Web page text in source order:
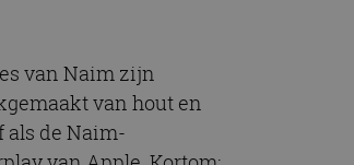
van Naim zijn
van hout en
de Naim-